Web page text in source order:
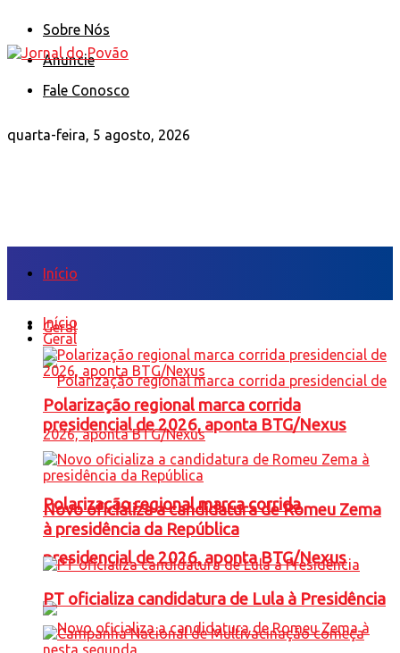
Sobre Nós
Anuncie
Fale Conosco
quarta-feira, 5 agosto, 2026
Início
Geral
Polarização regional marca corrida
presidencial de 2026, aponta BTG/Nexus
Início
Geral
Polarização regional marca corrida
presidencial de 2026, aponta BTG/Nexus
Novo oficializa a candidatura de Romeu Zema
à presidência da República
PT oficializa candidatura de Lula à Presidência